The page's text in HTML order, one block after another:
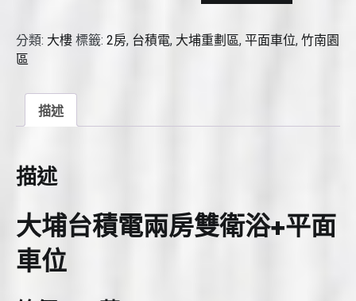
電
房
量
分類: 大樓 標籤: 2房, 台積電, 大埔重劃區, 平面車位, 竹南園
區
描述
描述
大埔台積電兩房雙衛浴+平面
車位